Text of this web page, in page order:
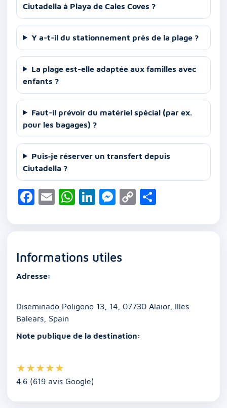
Ciutadella à Playa de Cales Coves ?
Y a-t-il du stationnement près de la plage ?
La plage est-elle adaptée aux familles avec
enfants ?
Faut-il prévoir du matériel spécial (par ex.
pour les bagages) ?
Puis‑je réserver un transfert depuis
Ciutadella ?
F
c
b
o
k
E
ai
W
at
A
Li
k
dI
M
ss
n
C
p ta
Informations utiles
Adresse:
Diseminado Poligono 13, 14, 07730 Alaior, Illes
Balears, Spain
Note publique de la destination:
★★★★★
4.6 (619 avis Google)